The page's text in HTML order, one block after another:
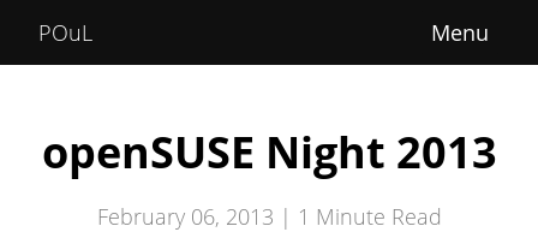
POuL
Home
POuLimpiadi
openSUSE Night 2013
February 06, 2013 | 1 Minute Read